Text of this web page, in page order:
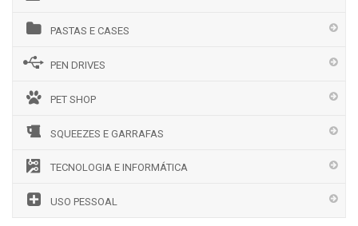
PASTAS E CASES
PEN DRIVES
PET SHOP
SQUEEZES E GARRAFAS
TECNOLOGIA E INFORMÁTICA
USO PESSOAL